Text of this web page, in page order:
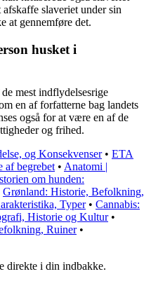
slaveriet under sin
at gennemføre det.
husket i
mest indflydelsesrige
en af forfatterne bag landets
også for at være en af de
og frihed.
og Konsekvenser• ETA
af begrebet • Anatomi |
om hunden:
Grønland: Historie, Befolkning,
Typer• Cannabis:
Historie og Kultur•
Ruiner•
direkte i din indbakke.